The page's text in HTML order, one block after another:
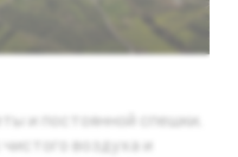
и постоянной спешки.
воздуха и